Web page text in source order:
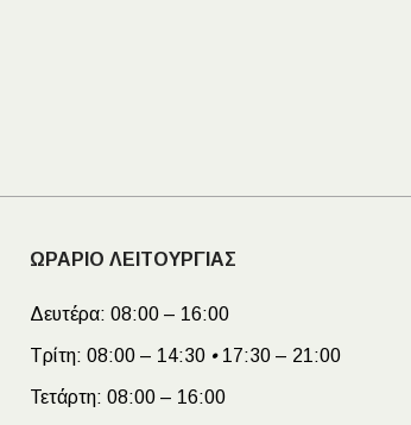
ΩΡΑΡΙΟ ΛΕΙΤΟΥΡΓΙΑΣ
Δευτέρα: 08:00 – 16:00
Τρίτη: 08:00 – 14:30 •17:30 – 21:00
Τετάρτη: 08:00 – 16:00